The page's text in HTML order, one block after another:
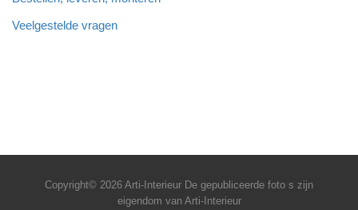
Veelgestelde vragen
Copyright© 2026 Arti-Interieur De gepubliceerde foto s zijn
eigendom van Arti-Interieur